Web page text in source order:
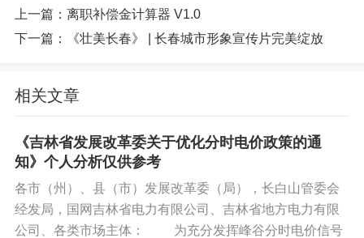
（四）高校毕业生在长春市自主创业、灵活就业，并
第三条 高校毕业生可按博士2500元、硕士1500元、
活补贴。
通过教育部认证的海外留学人员享受与国内高校毕业
生同等待遇。
上一篇： 离职补偿金计算器 V1.0
下一篇：
《壮美长春》 | 长春城市形象宣传片完美绽放
相关文章
《吉林省发展改革委关于优化分时电价政策的通
知》个人分析仅供参考
各市（州）、县（市）发展改革委（局），长白山管委会
经发局，国网吉林省电力有限公司、吉林省地方电力有限
公司、各类市场主体： 为充分发挥峰谷分时电价信号